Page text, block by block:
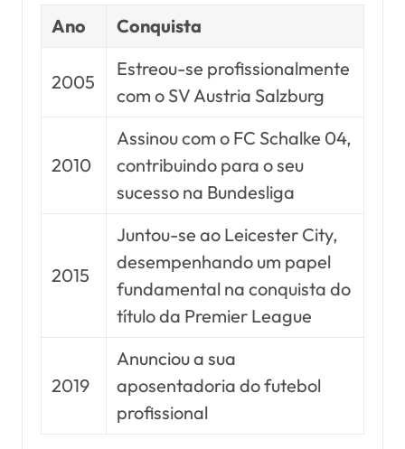
Ano Conquista
2005
Estreou-se profissionalmente
com o SV Austria Salzburg
2010
Assinou com o FC Schalke 04,
contribuindo para o seu
sucesso na Bundesliga
2015
Juntou-se ao Leicester City,
desempenhando um papel
fundamental na conquista do
título da Premier League
2019
Anunciou a sua
aposentadoria do futebol
profissional